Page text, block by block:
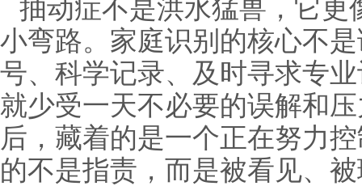
抽动症不是洪水猛兽，它
小弯路。家庭识别的核心不
号、科学记录、及时寻求专
就少受一天不必要的误解和
后，藏着的是一个正在努力
的不是指责，而是被看见、